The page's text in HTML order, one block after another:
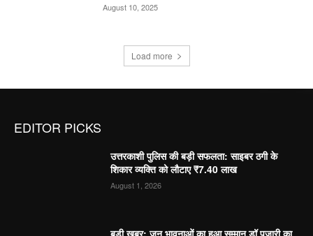
August 10, 2025
Load more
EDITOR PICKS
उत्तरकाशी पुलिस की बड़ी सफलता: साइबर ठगी के
शिकार व्यक्ति को लौटाए ₹7.40 लाख
August 1, 2026